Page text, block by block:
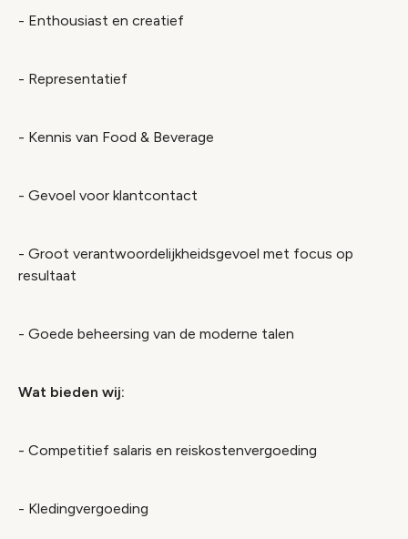
- Enthousiast en creatief
- Representatief
- Kennis van Food & Beverage
- Gevoel voor klantcontact
- Groot verantwoordelijkheidsgevoel met focus op
resultaat
- Goede beheersing van de moderne talen
Wat bieden wij:
- Competitief salaris en reiskostenvergoeding
- Kledingvergoeding